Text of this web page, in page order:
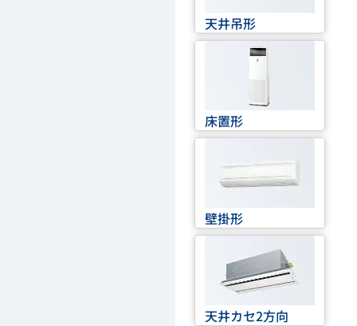
天井吊形
床置形
壁掛形
天井カセ2方向